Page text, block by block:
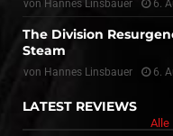
von Hannes Linsbauer 6.
The Division
Steam
von Hannes Linsbauer 6.
LATEST REVIEWS
Alle